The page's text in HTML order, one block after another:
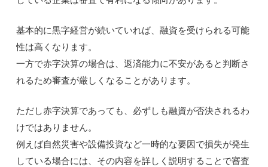
基本的に黒字経営が続いていれば、融資を受けられる可能
性は高くなります。
一方で赤字決算の場合は、返済能力に不安があると判断さ
れるため審査が厳しくなることがあります。
ただし赤字決算であっても、必ずしも融資が否決されるわ
けではありません。
例えば自然災害や設備投資など一時的な要因で損失が発生
している場合には、その内容を詳しく説明することで審査